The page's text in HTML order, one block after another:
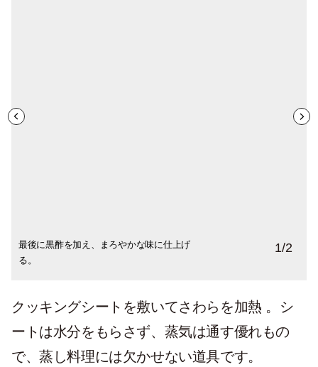
最後に黒酢を加え、まろやかな味に仕上げ
る。
火の通りやすいアスパラガスは途中で投
入。
1/2
クッキングシートを敷いてさわらを加熱 。シ
ートは水分をもらさず、蒸気は通す優れもの
で、蒸し料理には欠かせない道具です。